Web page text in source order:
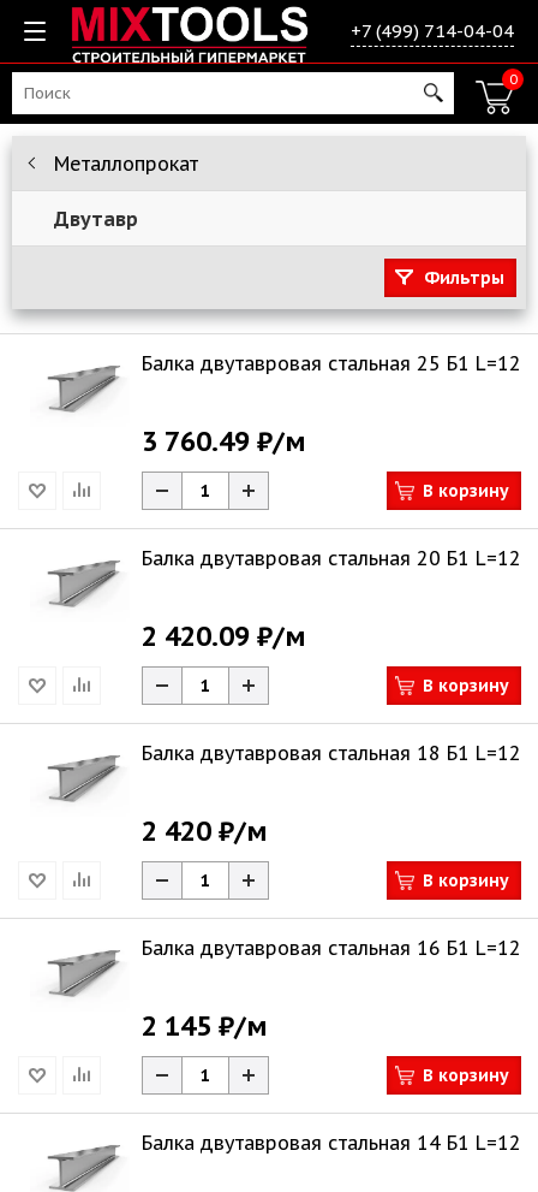
+7 (499) 714-04-04
0
Металлопрокат
Двутавр
Фильтры
Балка двутавровая стальная 25 Б1 L=12
3 760.49 ₽/м
В корзину
Балка двутавровая стальная 20 Б1 L=12
2 420.09 ₽/м
В корзину
Балка двутавровая стальная 18 Б1 L=12
2 420 ₽/м
В корзину
Балка двутавровая стальная 16 Б1 L=12
2 145 ₽/м
В корзину
Балка двутавровая стальная 14 Б1 L=12